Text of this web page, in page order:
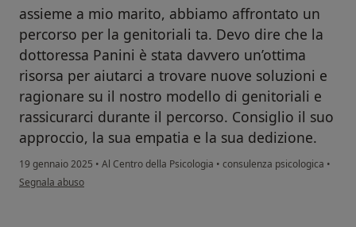
assieme a mio marito, abbiamo affrontato un
percorso per la genitoriali ta. Devo dire che la
dottoressa Panini è stata davvero un’ottima
risorsa per aiutarci a trovare nuove soluzioni e
ragionare su il nostro modello di genitoriali e
rassicurarci durante il percorso. Consiglio il suo
approccio, la sua empatia e la sua dedizione.
19 gennaio 2025 • Al Centro della Psicologia • consulenza psicologica •
secondo l'opinione dell'utente giulia e massimo
Segnala abuso